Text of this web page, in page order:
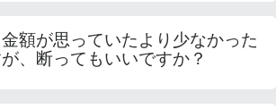
額が思っていたより少なかった
、断ってもいいですか？